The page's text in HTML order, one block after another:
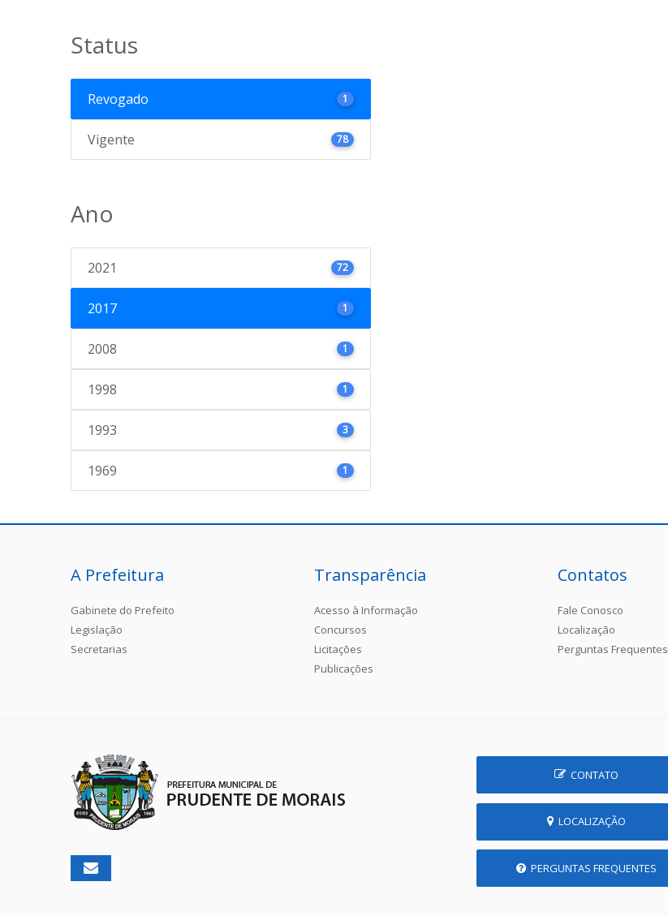
Status
Revogado 1
Vigente 78
Ano
2021 72
2017 1
2008 1
1998 1
1993 3
1969 1
A Prefeitura
Gabinete do Prefeito
Legislação
Secretarias
Transparência
Acesso à Informação
Concursos
Licitações
Publicações
Contatos
Fale Conosco
Localização
Perguntas Frequentes
CONTATO
LOCALIZAÇÃO
PERGUNTAS FREQUENTES